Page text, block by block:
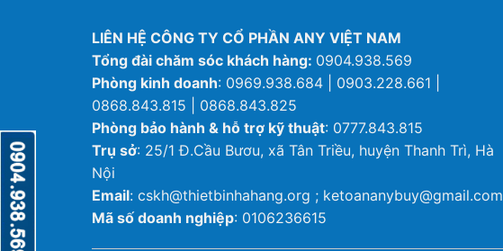
LIÊN HỆ CÔNG TY CỔ PHẦN ANY VIỆT NAM
Tổng đài chăm sóc khách hàng: 0904.938.569
Phòng kinh doanh: 0969.938.684 | 0903.228.661 |
0868.843.815 | 0868.843.825
Phòng bảo hành & hỗ trợ kỹ thuật: 0777.843.815
Trụ sở: 25/1 Đ.Cầu Bươu, xã Tân Triều, huyện Thanh Trì, Hà
Nội
Email: cskh@thietbinhahang.org ; ketoananybuy@gmail.com
Mã số doanh nghiệp: 0106236615